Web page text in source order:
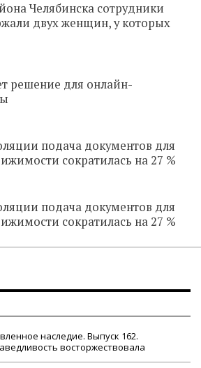
Челябинска сотрудники
двух женщин, у которых
решение для онлайн-
подача документов для
сократилась на 27 %
подача документов для
сократилась на 27 %
наследие. Выпуск 162.
восторжествовала